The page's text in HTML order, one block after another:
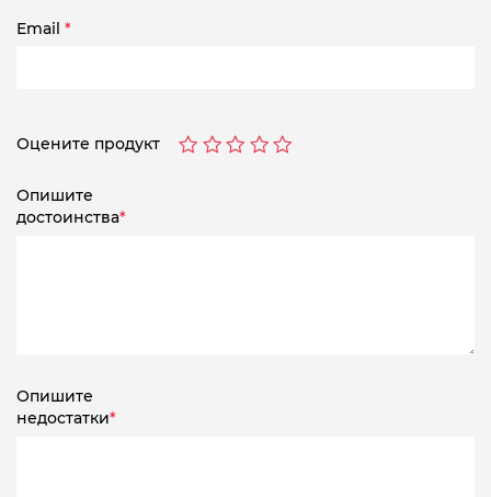
Email *
Оцените продукт
Опишите
достоинства*
Опишите
недостатки*